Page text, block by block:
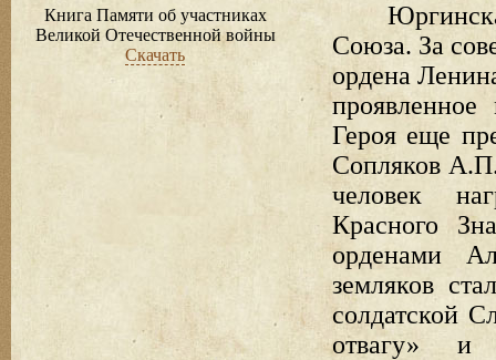
Книга Памяти об участниках
Великой Отечественной войны
Скачать
Союза. За
ордена
Героя еще
Сопляков
человек
Красного
орденами
земляков
солдатской
отвагу» и